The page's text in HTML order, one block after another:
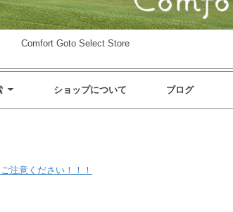
Comfort Goto Select Store
ショップについて ブログ
注意ください！！！